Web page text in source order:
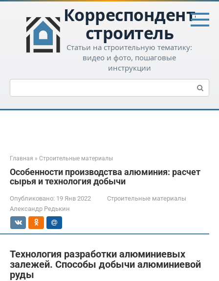
Перейти
контенту
Корреспондент-
строитель
Статьи на строительную тематику:
видео и фото, пошаговые
инструкции
Поиск:
Главная » Строительные материалы
Особенности производства алюминия: расчет
сырья и технология добычи
Опубликовано: 19 Янв 2022
Строительные материалы
Александр Редькин
Технология разработки алюминиевых
залежей. Способы добычи алюминиевой
руды